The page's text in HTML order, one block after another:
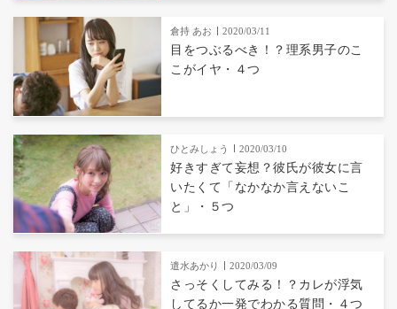
倉持 あお 2020/03/11
目をつぶるべき！？理系男子のこ
こがイヤ・４つ
ひとみしょう 2020/03/10
好きすぎて妄想？彼氏が彼女に言
いたくて「なかなか言えないこ
と」・５つ
遣水あかり 2020/03/09
さっそくしてみる！？カレが浮気
してるか一発でわかる質問・４つ